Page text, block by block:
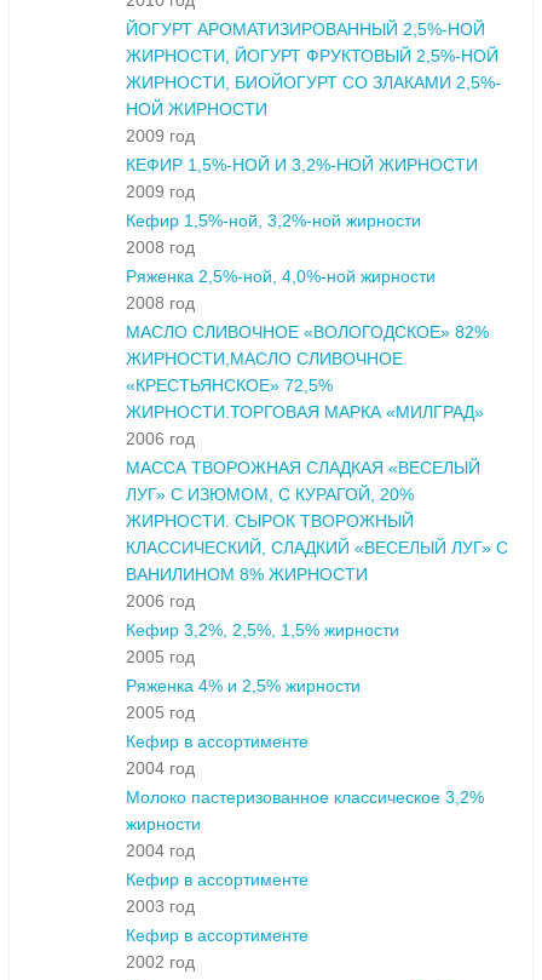
ЙОГУРТ АРОМАТИЗИРОВАННЫЙ 2,5%-НОЙ
ЖИРНОСТИ, ЙОГУРТ ФРУКТОВЫЙ 2,5%-НОЙ
ЖИРНОСТИ, БИОЙОГУРТ СО ЗЛАКАМИ 2,5%-
НОЙ ЖИРНОСТИ
2009 год
КЕФИР 1,5%-НОЙ И 3,2%-НОЙ ЖИРНОСТИ
2009 год
Кефир 1,5%-ной, 3,2%-ной жирности
2008 год
Ряженка 2,5%-ной, 4,0%-ной жирности
2008 год
МАСЛО СЛИВОЧНОЕ «ВОЛОГОДСКОЕ» 82%
ЖИРНОСТИ,МАСЛО СЛИВОЧНОЕ
«КРЕСТЬЯНСКОЕ» 72,5%
ЖИРНОСТИ.ТОРГОВАЯ МАРКА «МИЛГРАД»
2006 год
МАССА ТВОРОЖНАЯ СЛАДКАЯ «ВЕСЕЛЫЙ
ЛУГ» С ИЗЮМОМ, С КУРАГОЙ, 20%
ЖИРНОСТИ. СЫРОК ТВОРОЖНЫЙ
КЛАССИЧЕСКИЙ, СЛАДКИЙ «ВЕСЕЛЫЙ ЛУГ» С
ВАНИЛИНОМ 8% ЖИРНОСТИ
2006 год
Кефир 3,2%, 2,5%, 1,5% жирности
2005 год
Ряженка 4% и 2,5% жирности
2005 год
Кефир в ассортименте
2004 год
Молоко пастеризованное классическое 3,2%
жирности
2004 год
Кефир в ассортименте
2003 год
Кефир в ассортименте
2002 год